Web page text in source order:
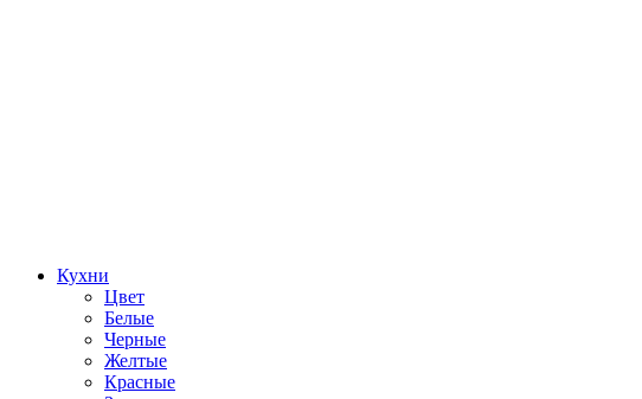
Кухни
Цвет
Белые
Черные
Желтые
Красные